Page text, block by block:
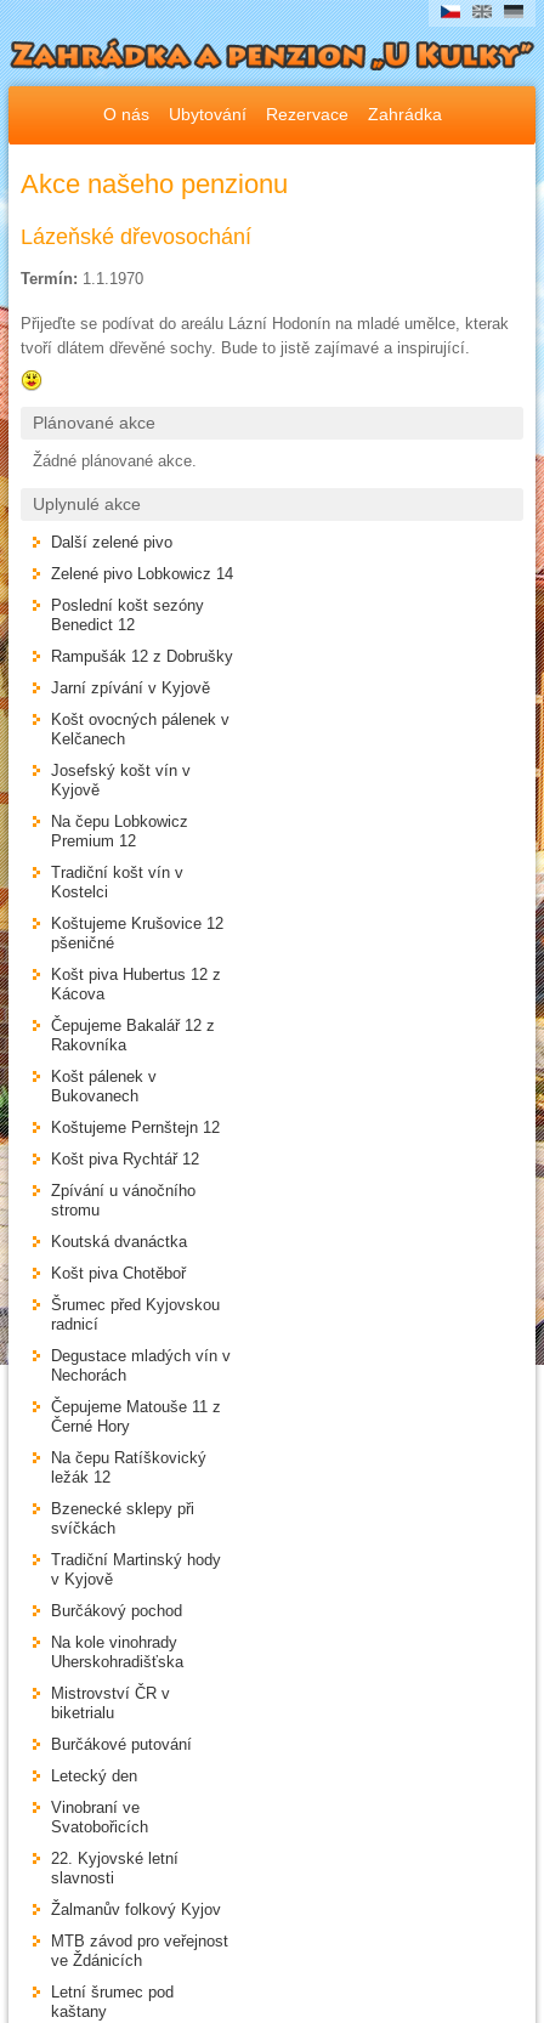
O nás Ubytování Rezervace Zahrádka
Akce našeho penzionu
Lázeňské dřevosochání
Termín: 1.1.1970
Přijeďte se podívat do areálu Lázní Hodonín na mladé umělce, kterak
tvoří dlátem dřevěné sochy. Bude to jistě zajímavé a inspirující.
Plánované akce
Žádné plánované akce.
Uplynulé akce
Další zelené pivo
Zelené pivo Lobkowicz 14
Poslední košt sezóny
Benedict 12
Rampušák 12 z Dobrušky
Jarní zpívání v Kyjově
Košt ovocných pálenek v
Kelčanech
Josefský košt vín v
Kyjově
Na čepu Lobkowicz
Premium 12
Tradiční košt vín v
Kostelci
Koštujeme Krušovice 12
pšeničné
Košt piva Hubertus 12 z
Kácova
Čepujeme Bakalář 12 z
Rakovníka
Košt pálenek v
Bukovanech
Koštujeme Pernštejn 12
Košt piva Rychtář 12
Zpívání u vánočního
stromu
Koutská dvanáctka
Košt piva Chotěboř
Šrumec před Kyjovskou
radnicí
Degustace mladých vín v
Nechorách
Čepujeme Matouše 11 z
Černé Hory
Na čepu Ratíškovický
ležák 12
Bzenecké sklepy při
svíčkách
Tradiční Martinský hody
v Kyjově
Burčákový pochod
Na kole vinohrady
Uherskohradišťska
Mistrovství ČR v
biketrialu
Burčákové putování
Letecký den
Vinobraní ve
Svatobořicích
22. Kyjovské letní
slavnosti
Žalmanův folkový Kyjov
MTB závod pro veřejnost
ve Ždánicích
Letní šrumec pod
kaštany